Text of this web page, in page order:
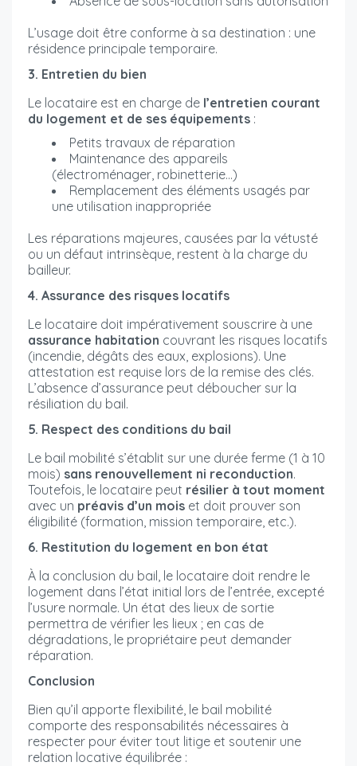
L’usage doit être conforme à sa destination : une
résidence principale temporaire.
3. Entretien du bien
Le locataire est en charge de l’entretien courant
du logement et de ses équipements :
Petits travaux de réparation
Maintenance des appareils
(électroménager, robinetterie…)
Remplacement des éléments usagés par
une utilisation inappropriée
Les réparations majeures, causées par la vétusté
ou un défaut intrinsèque, restent à la charge du
bailleur.
4. Assurance des risques locatifs
Le locataire doit impérativement souscrire à une
assurance habitation couvrant les risques locatifs
(incendie, dégâts des eaux, explosions). Une
attestation est requise lors de la remise des clés.
L’absence d’assurance peut déboucher sur la
résiliation du bail.
5. Respect des conditions du bail
Le bail mobilité s’établit sur une durée ferme (1 à 10
mois) sans renouvellement ni reconduction.
Toutefois, le locataire peut résilier à tout moment
avec un préavis d’un mois et doit prouver son
éligibilité (formation, mission temporaire, etc.).
6. Restitution du logement en bon état
À la conclusion du bail, le locataire doit rendre le
logement dans l’état initial lors de l’entrée, excepté
l’usure normale. Un état des lieux de sortie
permettra de vérifier les lieux ; en cas de
dégradations, le propriétaire peut demander
réparation.
Conclusion
Bien qu’il apporte flexibilité, le bail mobilité
comporte des responsabilités nécessaires à
respecter pour éviter tout litige et soutenir une
relation locative équilibrée :